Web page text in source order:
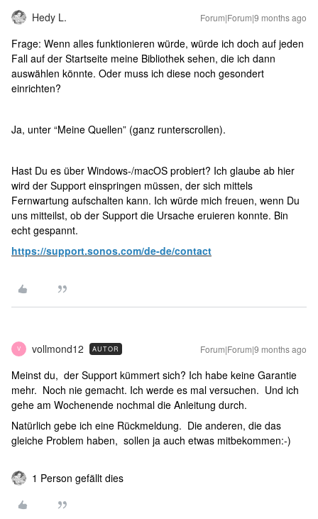
Hedy L. Forum|Forum|9 months ago
Frage: Wenn alles funktionieren würde, würde ich doch auf jeden
Fall auf der Startseite meine Bibliothek sehen, die ich dann
auswählen könnte. Oder muss ich diese noch gesondert
einrichten?
Ja, unter “Meine Quellen” (ganz runterscrollen).
Hast Du es über Windows-/macOS probiert? Ich glaube ab hier
wird der Support einspringen müssen, der sich mittels
Fernwartung aufschalten kann. Ich würde mich freuen, wenn Du
uns mitteilst, ob der Support die Ursache eruieren konnte. Bin
echt gespannt.
https://support.sonos.com/de-de/contact
V vollmond12 AUTOR Forum|Forum|9 months ago
Meinst du, der Support kümmert sich? Ich habe keine Garantie
mehr. Noch nie gemacht. Ich werde es mal versuchen. Und ich
gehe am Wochenende nochmal die Anleitung durch.
Natürlich gebe ich eine Rückmeldung. Die anderen, die das
gleiche Problem haben, sollen ja auch etwas mitbekommen:-)
1 Person gefällt dies